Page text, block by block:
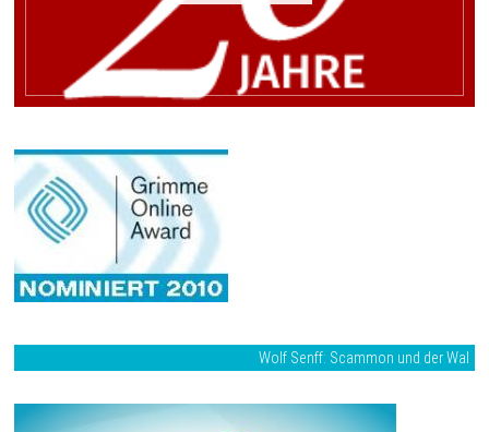
Wolf Senff: Scammon und der Wal